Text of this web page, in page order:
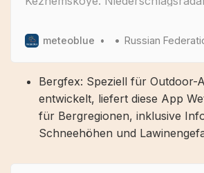
stündliche Temperaturen,
Regenwahrscheinlichkeit und
meteoblue Russian Federation:
Bergfex: Speziell für Outdoor-
entwickelt, liefert diese App
für Bergregionen, inklusive
Schneehöhen und